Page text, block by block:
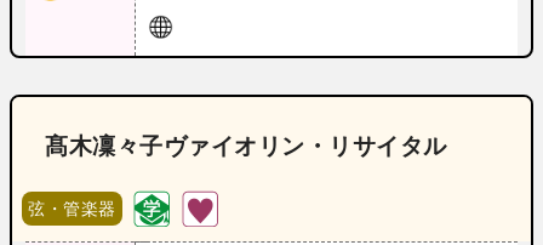
髙木凜々子ヴァイオリン・リサイタル
弦・管楽器